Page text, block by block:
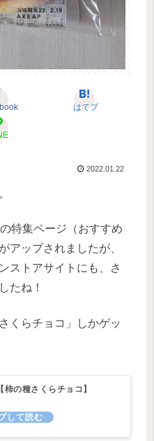
はてブ
2022.01.22
特集ページ（おすすめ
アップされましたが、
ストアサイトにも、さ
たね！
くらチョコ」しかゲッ
柿の種さくらチョコ】